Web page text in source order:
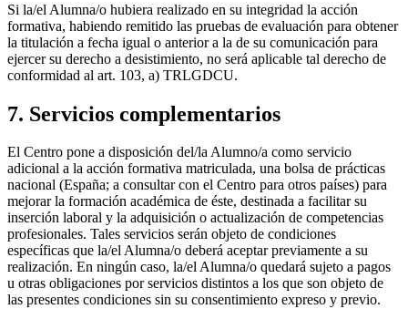
Si la/el Alumna/o hubiera realizado en su integridad la acción
formativa, habiendo remitido las pruebas de evaluación para obtener
la titulación a fecha igual o anterior a la de su comunicación para
ejercer su derecho a desistimiento, no será aplicable tal derecho de
conformidad al art. 103, a) TRLGDCU.
7. Servicios complementarios
El Centro pone a disposición del/la Alumno/a como servicio
adicional a la acción formativa matriculada, una bolsa de prácticas
nacional (España; a consultar con el Centro para otros países) para
mejorar la formación académica de éste, destinada a facilitar su
inserción laboral y la adquisición o actualización de competencias
profesionales. Tales servicios serán objeto de condiciones
específicas que la/el Alumna/o deberá aceptar previamente a su
realización. En ningún caso, la/el Alumna/o quedará sujeto a pagos
u otras obligaciones por servicios distintos a los que son objeto de
las presentes condiciones sin su consentimiento expreso y previo.